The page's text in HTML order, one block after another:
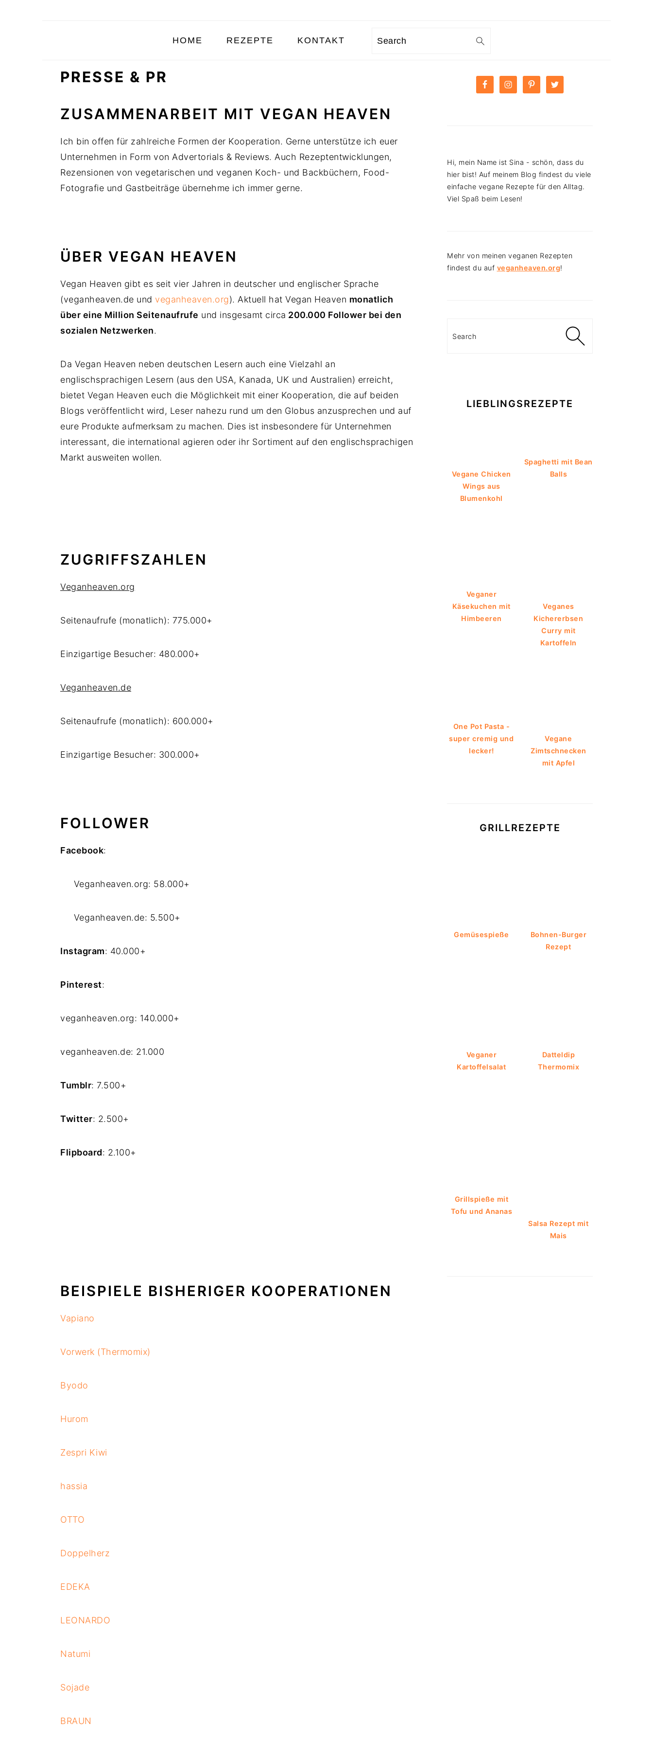
HOME REZEPTE KONTAKT Search
PRESSE & PR
ZUSAMMENARBEIT MIT VEGAN HEAVEN
Ich bin offen für zahlreiche Formen der Kooperation. Gerne unterstütze ich euer
Unternehmen in Form von Advertorials & Reviews. Auch Rezeptentwicklungen,
Rezensionen von vegetarischen und veganen Koch- und Backbüchern, Food-
Fotografie und Gastbeiträge übernehme ich immer gerne.
ÜBER VEGAN HEAVEN
Vegan Heaven gibt es seit vier Jahren in deutscher und englischer Sprache
(veganheaven.de und veganheaven.org). Aktuell hat Vegan Heaven monatlich
über eine Million Seitenaufrufe und insgesamt circa 200.000 Follower bei den
sozialen Netzwerken.
Da Vegan Heaven neben deutschen Lesern auch eine Vielzahl an
englischsprachigen Lesern (aus den USA, Kanada, UK und Australien) erreicht,
bietet Vegan Heaven euch die Möglichkeit mit einer Kooperation, die auf beiden
Blogs veröffentlicht wird, Leser nahezu rund um den Globus anzusprechen und auf
eure Produkte aufmerksam zu machen. Dies ist insbesondere für Unternehmen
interessant, die international agieren oder ihr Sortiment auf den englischsprachigen
Markt ausweiten wollen.
ZUGRIFFSZAHLEN
Veganheaven.org
Seitenaufrufe (monatlich): 775.000+
Einzigartige Besucher: 480.000+
Veganheaven.de
Seitenaufrufe (monatlich): 600.000+
Einzigartige Besucher: 300.000+
FOLLOWER
Facebook:
Veganheaven.org: 58.000+
Veganheaven.de: 5.500+
Instagram: 40.000+
Pinterest:
veganheaven.org: 140.000+
veganheaven.de: 21.000
Tumblr: 7.500+
Twitter: 2.500+
Flipboard: 2.100+
BEISPIELE BISHERIGER KOOPERATIONEN
Vapiano
Vorwerk (Thermomix)
Byodo
Hurom
Zespri Kiwi
hassia
OTTO
Doppelherz
EDEKA
LEONARDO
Natumi
Sojade
BRAUN
PRIMARY
SIDEBAR
Hi, mein Name ist Sina - schön, dass du
hier bist! Auf meinem Blog findest du viele
einfache vegane Rezepte für den Alltag.
Viel Spaß beim Lesen!
Mehr von meinen veganen Rezepten
findest du auf veganheaven.org!
LIEBLINGSREZEPTE
Vegane Chicken
Wings aus
Blumenkohl
Spaghetti mit Bean
Balls
Veganer
Käsekuchen mit
Himbeeren
Veganes
Kichererbsen
Curry mit
Kartoffeln
One Pot Pasta -
super cremig und
lecker!
Vegane
Zimtschnecken
mit Apfel
GRILLREZEPTE
Gemüsespieße
Bohnen-Burger
Rezept
Veganer
Kartoffelsalat
Datteldip
Thermomix
Grillspieße mit
Tofu und Ananas
Salsa Rezept mit
Mais